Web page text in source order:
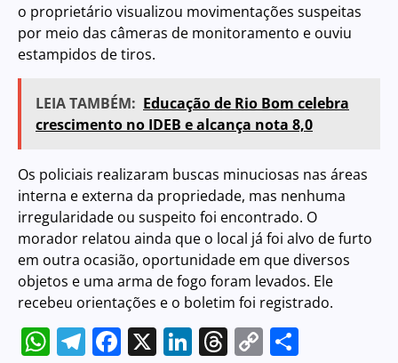
o proprietário visualizou movimentações suspeitas
por meio das câmeras de monitoramento e ouviu
estampidos de tiros.
LEIA TAMBÉM: Educação de Rio Bom celebra
crescimento no IDEB e alcança nota 8,0
Os policiais realizaram buscas minuciosas nas áreas
interna e externa da propriedade, mas nenhuma
irregularidade ou suspeito foi encontrado. O
morador relatou ainda que o local já foi alvo de furto
em outra ocasião, oportunidade em que diversos
objetos e uma arma de fogo foram levados. Ele
recebeu orientações e o boletim foi registrado.
WhatsApp
Telegram
Facebook
X LinkedIn
Threads
Copy